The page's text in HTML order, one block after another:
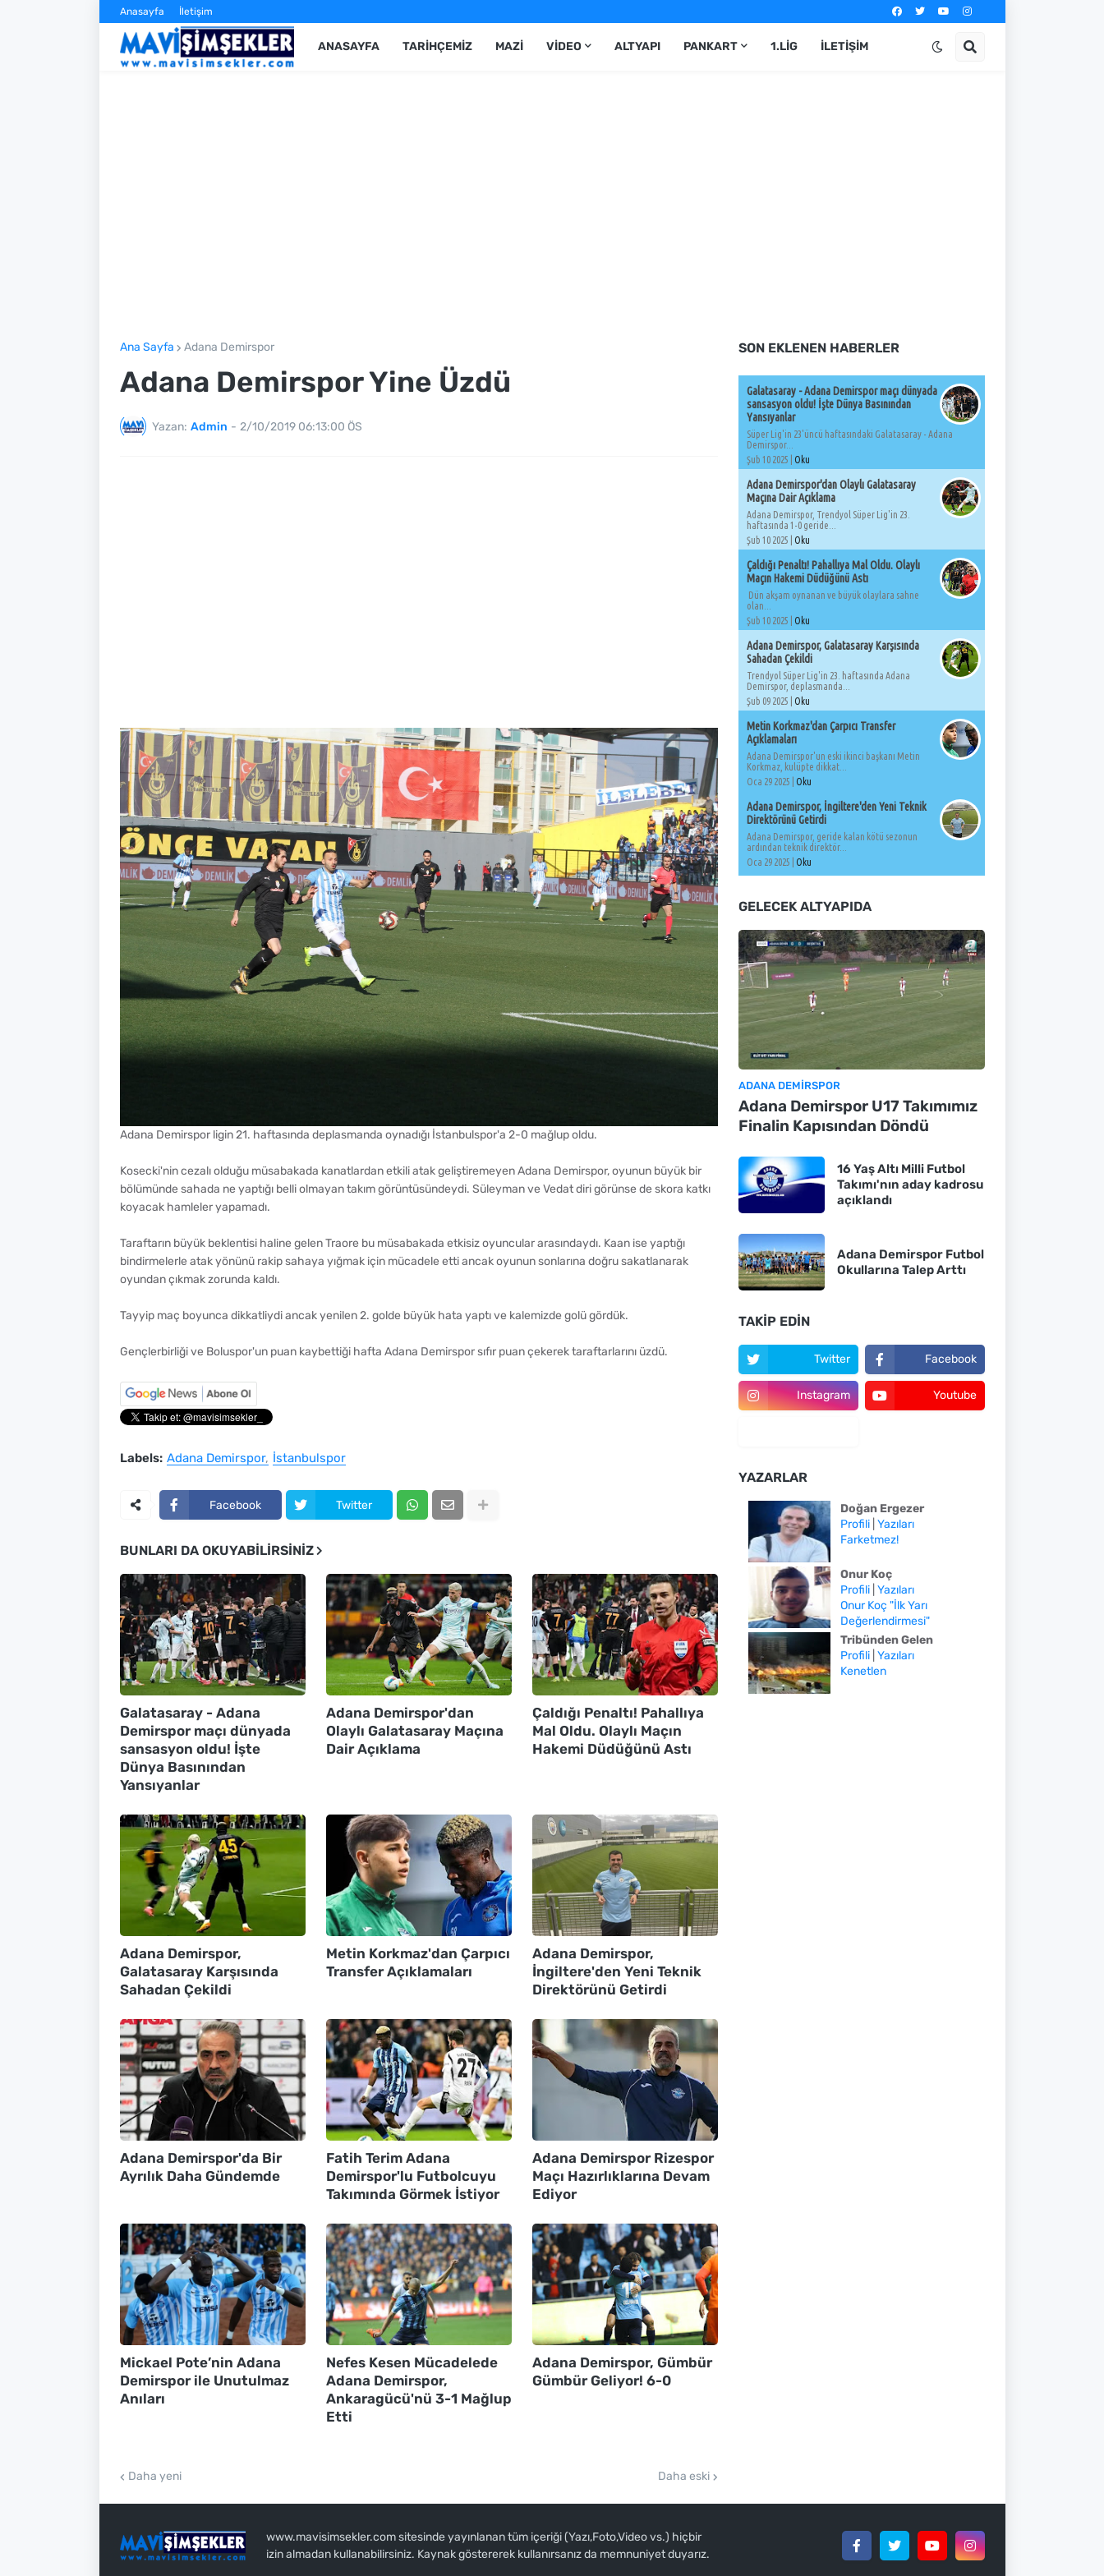
Anasayfa İletişim
ANASAYFA TARIHÇEMIZ MAZI VIDEO ALTYAPI PANKART 1.LIG İLETIŞIM
Ana Sayfa Adana Demirspor
Adana Demirspor Yine Üzdü
Yazan: Admin - 2/10/2019 06:13:00 ÖS
Adana Demirspor ligin 21. haftasında deplasmanda oynadığı İstanbulspor'a 2-0 mağlup oldu.
Kosecki'nin cezalı olduğu müsabakada kanatlardan etkili atak geliştiremeyen Adana Demirspor, oyunun büyük bir
bölümünde sahada ne yaptığı belli olmayan takım görüntüsündeydi. Süleyman ve Vedat diri görünse de skora katkı
koyacak hamleler yapamadı.
Taraftarın büyük beklentisi haline gelen Traore bu müsabakada etkisiz oyuncular arasındaydı. Kaan ise yaptığı
bindirmelerle atak yönünü rakip sahaya yığmak için mücadele etti ancak oyunun sonlarına doğru sakatlanarak
oyundan çıkmak zorunda kaldı.
Tayyip maç boyunca dikkatliydi ancak yenilen 2. golde büyük hata yaptı ve kalemizde golü gördük.
Gençlerbirliği ve Boluspor'un puan kaybettiği hafta Adana Demirspor sıfır puan çekerek taraftarlarını üzdü.
Labels: Adana Demirspor İstanbulspor
Facebook Twitter
BUNLARI DA OKUYABILIRSINIZ
Galatasaray - Adana
Demirspor maçı dünyada
sansasyon oldu! İşte
Dünya Basınından
Yansıyanlar
Adana Demirspor'dan
Olaylı Galatasaray Maçına
Dair Açıklama
Çaldığı Penaltı! Pahallıya
Mal Oldu. Olaylı Maçın
Hakemi Düdüğünü Astı
Adana Demirspor,
Galatasaray Karşısında
Sahadan Çekildi
Metin Korkmaz'dan Çarpıcı
Transfer Açıklamaları
Adana Demirspor,
İngiltere'den Yeni Teknik
Direktörünü Getirdi
Adana Demirspor'da Bir
Ayrılık Daha Gündemde
Fatih Terim Adana
Demirspor'lu Futbolcuyu
Takımında Görmek İstiyor
Adana Demirspor Rizespor
Maçı Hazırlıklarına Devam
Ediyor
Mickael Pote’nin Adana
Demirspor ile Unutulmaz
Anıları
Nefes Kesen Mücadelede
Adana Demirspor,
Ankaragücü'nü 3-1 Mağlup
Etti
Adana Demirspor, Gümbür
Gümbür Geliyor! 6-0
Daha yeni Daha eski
SON EKLENEN HABERLER
Galatasaray - Adana Demirspor maçı dünyada
sansasyon oldu! İşte Dünya Basınından
Yansıyanlar
Süper Lig'in 23'üncü haftasındaki Galatasaray - Adana
Demirspor...
Şub 10 2025 |
Oku
Adana Demirspor'dan Olaylı Galatasaray
Maçına Dair Açıklama
Adana Demirspor, Trendyol Süper Lig'in 23.
haftasında 1-0 geride...
Şub 10 2025 |
Oku
Çaldığı Penaltı! Pahallıya Mal Oldu. Olaylı
Maçın Hakemi Düdüğünü Astı
Dün akşam oynanan ve büyük olaylara sahne
olan...
Şub 10 2025 |
Oku
Adana Demirspor, Galatasaray Karşısında
Sahadan Çekildi
Trendyol Süper Lig'in 23. haftasında Adana
Demirspor, deplasmanda...
Şub 09 2025 |
Oku
Metin Korkmaz'dan Çarpıcı Transfer
Açıklamaları
Adana Demirspor'un eski ikinci başkanı Metin
Korkmaz, kulüpte dikkat...
Oca 29 2025 |
Oku
Adana Demirspor, İngiltere'den Yeni Teknik
Direktörünü Getirdi
Adana Demirspor, geride kalan kötü sezonun
ardından teknik direktör...
Oca 29 2025 |
Oku
GELECEK ALTYAPIDA
ADANA DEMIRSPOR
Adana Demirspor U17 Takımımız
Finalin Kapısından Döndü
16 Yaş Altı Milli Futbol
Takımı'nın aday kadrosu
açıklandı
Adana Demirspor Futbol
Okullarına Talep Arttı
TAKIP EDIN
Twitter Facebook
Instagram Youtube
YAZARLAR
Doğan Ergezer
Profili| Yazıları
Farketmez!
Onur Koç
Profili| Yazıları
Onur Koç "İlk Yarı
Değerlendirmesi"
Tribünden Gelen
Profili| Yazıları
Kenetlen
www.mavisimsekler.com sitesinde yayınlanan tüm içeriği (Yazı,Foto,Video vs.) hiçbir
izin almadan kullanabilirsiniz. Kaynak göstererek kullanırsanız da memnuniyet duyarız.